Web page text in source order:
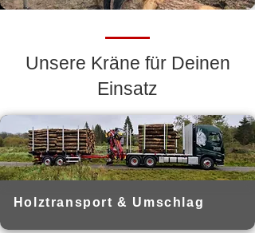
Unsere Kräne für Deinen
Einsatz
Holztransport & Umschlag